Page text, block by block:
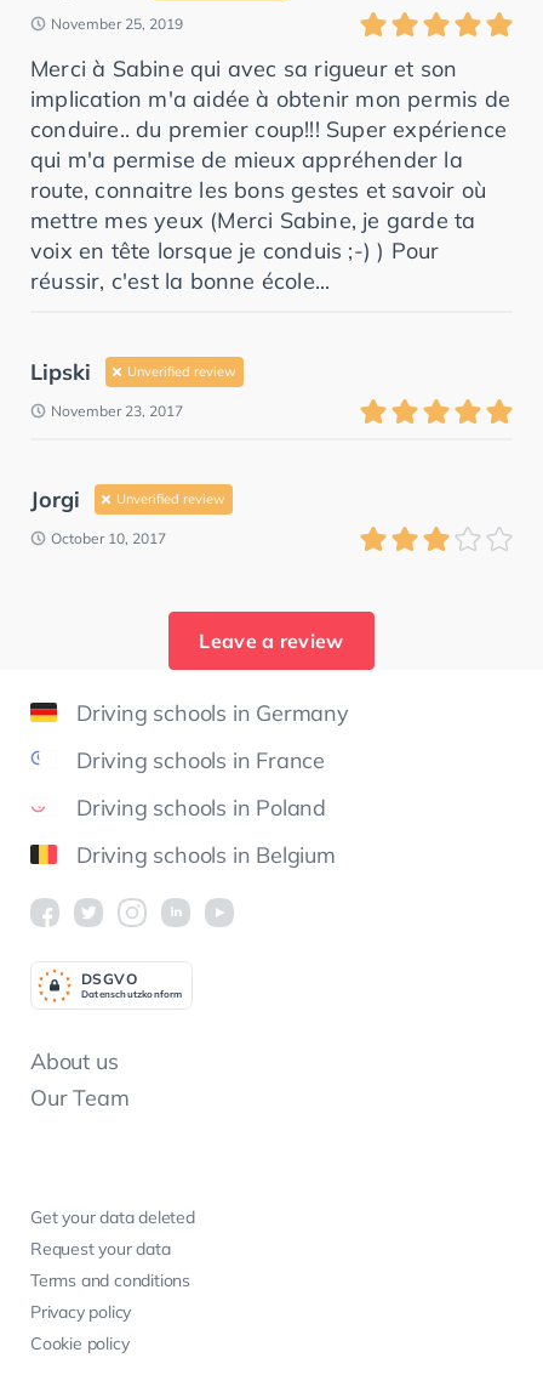
November 25, 2019
Merci à Sabine qui avec sa rigueur et son
implication m'a aidée à obtenir mon permis de
conduire.. du premier coup!!! Super expérience
qui m'a permise de mieux appréhender la
route, connaitre les bons gestes et savoir où
mettre mes yeux (Merci Sabine, je garde ta
voix en tête lorsque je conduis ;-) ) Pour
réussir, c'est la bonne école...
Lipski Unverified review
November 23, 2017
Jorgi Unverified review
October 10, 2017
Leave a review
Driving schools in Germany
Driving schools in France
Driving schools in Poland
Driving schools in Belgium
About us
Our Team
Get your data deleted
Request your data
Terms and conditions
Privacy policy
Cookie policy
Datenschutzkonform
DSGVO